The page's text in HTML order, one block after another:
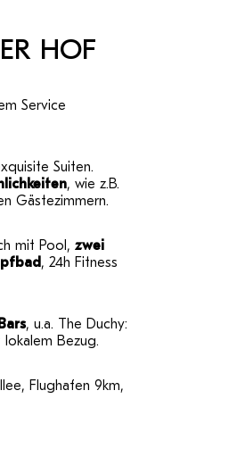
HOF
Service
Suiten.
, wie z.B.
Gästezimmern.
mit Pool, zwei
, 24h Fitness
, u.a. The Duchy:
lokalem Bezug.
Flughafen 9km,